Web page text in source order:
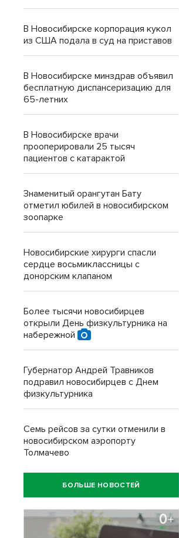
В Новосибирске корпорация кукол
из США подала в суд на приставов
В Новосибирске минздрав объявил
бесплатную диспансеризацию для
65-летних
В Новосибирске врачи
прооперировали 25 тысяч
пациентов с катарактой
Знаменитый орангутан Бату
отметил юбилей в новосибирском
зоопарке
Новосибирские хирурги спасли
сердце восьмиклассницы с
донорским клапаном
Более тысячи новосибирцев
открыли День физкультурника на
набережной
Губернатор Андрей Травников
подравил новосибирцев с Днем
физкультурника
Семь рейсов за сутки отменили в
новосибирском аэропорту
Толмачево
БОЛЬШЕ НОВОСТЕЙ